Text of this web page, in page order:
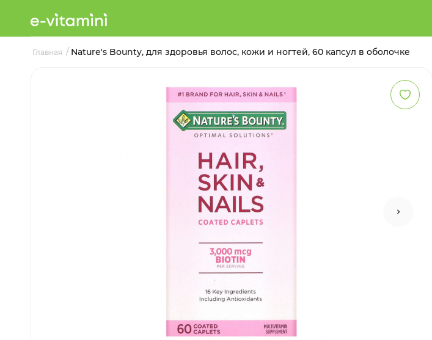
Главная / Nature's Bounty, для здоровья волос, кожи и ногтей, 60 капсул в оболочке